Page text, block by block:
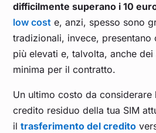
difficilmente superano i 10
low cost e, anzi, spesso sono
tradizionali, invece,
più elevati e, talvolta, anche
minima per il contratto.
Un ultimo costo da considerare
credito residuo della tua SIM
iltrasferimento del credito